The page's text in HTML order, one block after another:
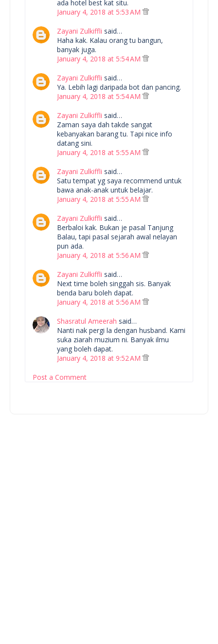
ada hotel best kat situ.
January 4, 2018 at 5:53 AM
Zayani Zulkiffli said…
Haha kak. Kalau orang tu bangun,
banyak juga.
January 4, 2018 at 5:54 AM
Zayani Zulkiffli said…
Ya. Lebih lagi daripada bot dan pancing.
January 4, 2018 at 5:54 AM
Zayani Zulkiffli said…
Zaman saya dah takde sangat
kebanyakan barang tu. Tapi nice info
datang sini.
January 4, 2018 at 5:55 AM
Zayani Zulkiffli said…
Satu tempat yg saya recommend untuk
bawa anak-anak untuk belajar.
January 4, 2018 at 5:55 AM
Zayani Zulkiffli said…
Berbaloi kak. Bukan je pasal Tanjung
Balau, tapi pasal sejarah awal nelayan
pun ada.
January 4, 2018 at 5:56 AM
Zayani Zulkiffli said…
Next time boleh singgah sis. Banyak
benda baru boleh dapat.
January 4, 2018 at 5:56 AM
Shasratul Ameerah said…
Nanti nak pergi la dengan husband. Kami
suka ziarah muzium ni. Banyak ilmu
yang boleh dapat.
January 4, 2018 at 9:52 AM
Post a Comment